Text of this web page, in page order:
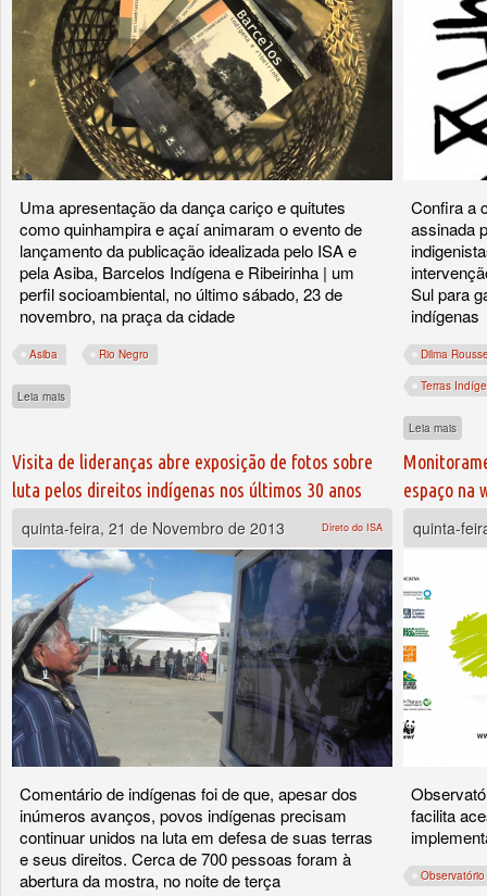
Uma apresentação da dança cariço e quitutes
como quinhampira e açaí animaram o evento de
lançamento da publicação idealizada pelo ISA e
pela Asiba, Barcelos Indígena e Ribeirinha | um
perfil socioambiental, no último sábado, 23 de
novembro, na praça da cidade
Asiba Rio Negro
Leia mais sobre Cultura indígena é destaque no lançamento do livro que traça um perfil
Confira a
assinada
Sul para
indígenas
Dilma
Terras
Leia mais
Visita de lideranças abre exposição de fotos sobre
luta pelos direitos indígenas nos últimos 30 anos
quinta-feira, 21 de Novembro de 2013
Direto do ISA
Comentário de indígenas foi de que, apesar dos
inúmeros avanços, povos indígenas precisam
continuar unidos na luta em defesa de suas terras
e seus direitos. Cerca de 700 pessoas foram à
abertura da mostra, no noite de terça
espaço na
quinta-
facilita